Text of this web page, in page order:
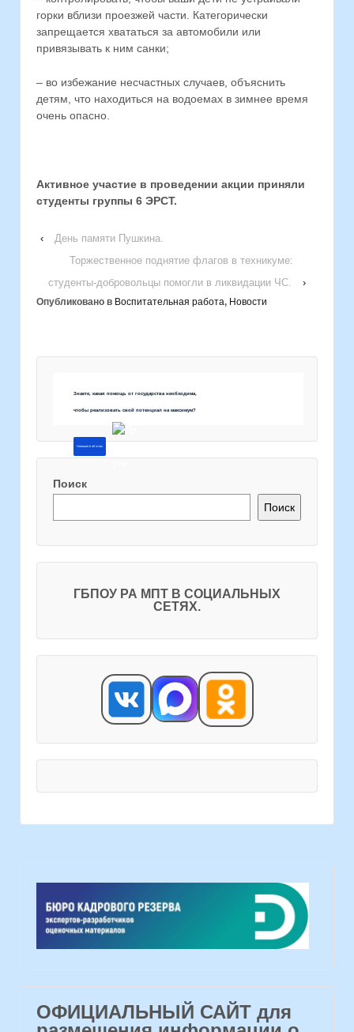
горки вблизи проезжей части. Категорически
запрещается хвататься за автомобили или
привязывать к ним санки;
– во избежание несчастных случаев, объяснить
детям, что находиться на водоемах в зимнее время
очень опасно.
Активное участие в проведении акции приняли
студенты группы 6 ЭРСТ.
‹
День памяти Пушкина.
Торжественное поднятие флагов в техникуме:
студенты-добровольцы помогли в ликвидации ЧС.
›
Опубликовано в Воспитательная работа, Новости
Знаете, какая помощь от государства необходима,
чтобы реализовать свой потенциал на максимум?
Напишите об этом
Поиск
Поиск
ГБПОУ РА МПТ В СОЦИАЛЬНЫХ
СЕТЯХ.
ОФИЦИАЛЬНЫЙ САЙТ для